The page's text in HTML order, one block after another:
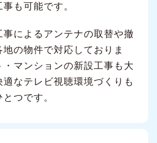
も可能です。
事によるアンテナの取替や撤
の物件で対応しておりま
マンションの新設工事も大
なテレビ視聴環境づくりも
つです。